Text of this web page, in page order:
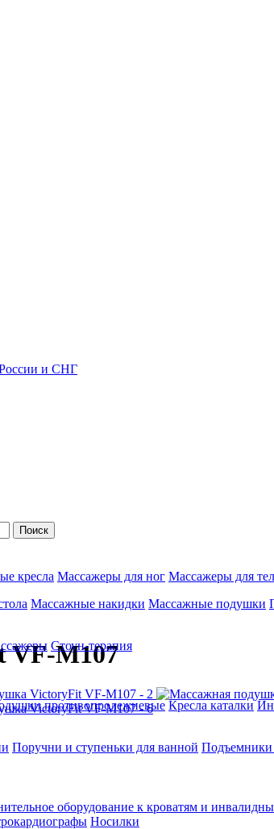
России и СНГ
кресла Массажеры для ног Массажеры для
Массажные накидки Массажные подушки
Стоун-терапия
противопролежневые Кресла каталки
Поручни и ступеньки для ванной Подъемники
оборудование к кроватям и
Носилки
Поиск
VF-M107